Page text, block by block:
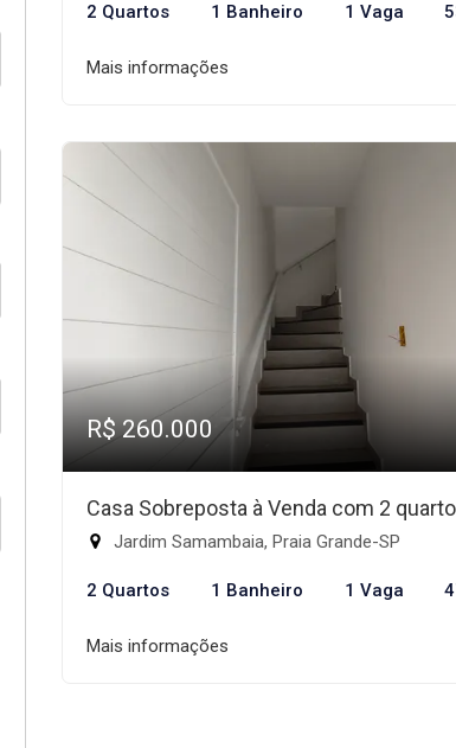
2 Quartos 1 Banheiro 1 Vaga
Mais informações
R$ 260.000
Casa Sobreposta à Venda com 2
Jardim Samambaia, Praia Grande-SP
2 Quartos 1 Banheiro 1 Vaga
Mais informações